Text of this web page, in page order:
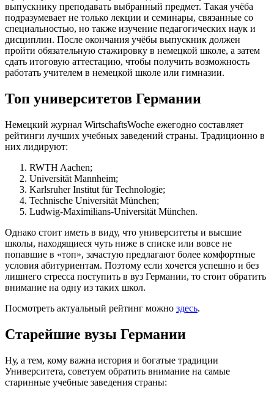
выпускнику преподавать выбранный предмет. Такая учёба
подразумевает не только лекции и семинары, связанные со
специальностью, но также изучение педагогических наук и
дисциплин. После окончания учёбы выпускник должен
пройти обязательную стажировку в немецкой школе, а затем
сдать итоговую аттестацию, чтобы получить возможность
работать учителем в немецкой школе или гимназии.
Топ университетов Германии
Немецкий журнал WirtschaftsWoche ежегодно составляет
рейтинги лучших учебных заведений страны. Традиционно в
них лидируют:
RWTH Aachen;
Universität Mannheim;
Karlsruher Institut für Technologie;
Technische Universität München;
Ludwig-Maximilians-Universität München.
Однако стоит иметь в виду, что университеты и высшие
школы, находящиеся чуть ниже в списке или вовсе не
попавшие в «топ», зачастую предлагают более комфортные
условия абитуриентам. Поэтому если хочется успешно и без
лишнего стресса поступить в вуз Германии, то стоит обратить
внимание на одну из таких школ.
Посмотреть актуальный рейтинг можно здесь.
Старейшие вузы Германии
Ну, а тем, кому важна история и богатые традиции
Университета, советуем обратить внимание на самые
старинные учебные заведения страны: